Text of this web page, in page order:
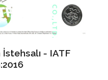
İstehsalı - IATF